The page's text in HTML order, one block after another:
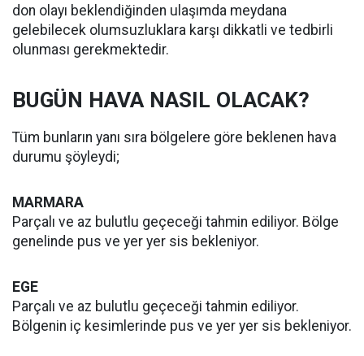
don olayı beklendiğinden ulaşımda meydana
gelebilecek olumsuzluklara karşı dikkatli ve tedbirli
olunması gerekmektedir.
BUGÜN HAVA NASIL OLACAK?
Tüm bunların yanı sıra bölgelere göre beklenen hava
durumu şöyleydi;
MARMARA
Parçalı ve az bulutlu geçeceği tahmin ediliyor. Bölge
genelinde pus ve yer yer sis bekleniyor.
EGE
Parçalı ve az bulutlu geçeceği tahmin ediliyor.
Bölgenin iç kesimlerinde pus ve yer yer sis bekleniyor.